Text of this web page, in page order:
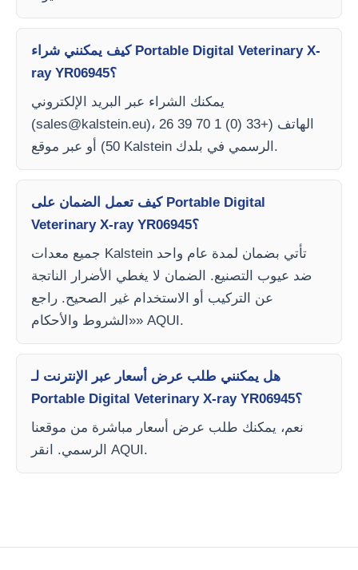
كيف يمكنني شراء Portable Digital Veterinary X-
ray YR06945؟
يمكنك الشراء عبر البريد الإلكتروني
(sales@kalstein.eu)، الهاتف (+33 (0) 1 70 39 26
50) أو عبر موقع Kalstein الرسمي في بلدك.
كيف تعمل الضمان على Portable Digital
Veterinary X-ray YR06945؟
جميع معدات Kalstein تأتي بضمان لمدة عام واحد
ضد عيوب التصنيع. الضمان لا يغطي الأضرار الناتجة
عن التركيب أو الاستخدام غير الصحيح. راجع
«الشروط والأحكام» AQUI.
هل يمكنني طلب عرض أسعار عبر الإنترنت لـ
Portable Digital Veterinary X-ray YR06945؟
نعم، يمكنك طلب عرض أسعار مباشرة من موقعنا
الرسمي. انقر AQUI.